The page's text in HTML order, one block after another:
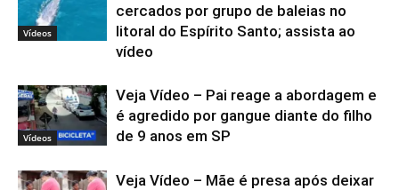
Vídeos
cercados por grupo de baleias no
litoral do Espírito Santo; assista ao
vídeo
Vídeos
Veja Vídeo – Pai reage a abordagem e
é agredido por gangue diante do filho
de 9 anos em SP
Veja Vídeo – Mãe é presa após deixar